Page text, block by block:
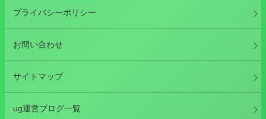
プライバシーポリシー
お問い合わせ
サイトマップ
ug運営ブログ一覧